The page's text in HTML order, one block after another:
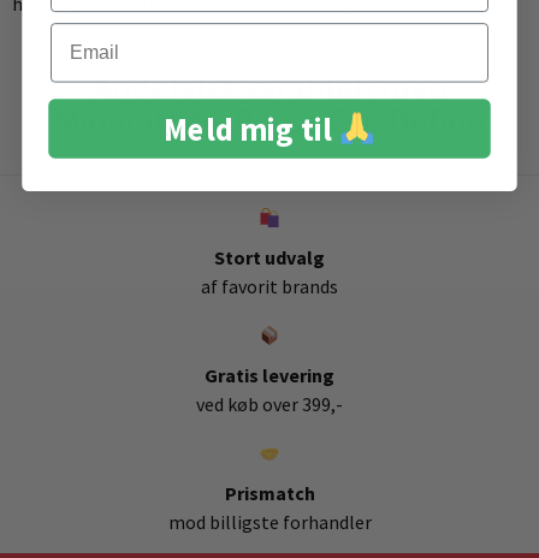
Anbefalet sammen med
Mineralogie Brush Eye Define
Stort udvalg
af favorit brands
Gratis levering
ved køb over 399,-
Prismatch
mod billigste forhandler
Email
Meld mig til